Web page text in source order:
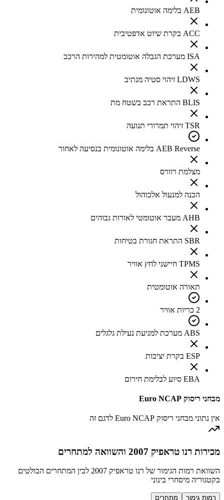
AEB בלימה אוטונומית
ACC בקרת שיוט אדפטיבית
ISA מערכת הגבלה אוטומטית למהירות הרכב
LDWS זיהוי סטיה מנתיב
BLIS התראת רכב בשטח מת
TSR זיהוי תמרורי תנועה
AEB Reverse בלימה אוטונומית בנסיעה לאחור
מצלמת רוורס
הכנה למנעול אלכוהול
AHB מעבר אוטומטי לאורות גבוהים
SBR התראת חגורת בטיחות
TPMS חיישני לחץ אוויר
תאורה אוטומטית
2 כריות אוויר
ABS מערכת למניעת נעילת גלגלים
ESP בקרת יציבות
EBA סיוע לבלימת חירום
מבחני ריסוק Euro NCAP
אין נתוני מבחני ריסוק Euro NCAP לדגם זה
מכירות רנו טראפיק 2007 והשוואה למתחרים
השוואת רמות הגימור של רנו טראפיק 2007 לבין המתחרים הבולטים
בקטגוריה מיסחרי בינוני
רמות גימור מתחרים